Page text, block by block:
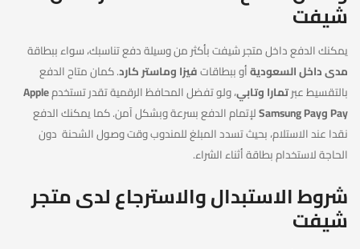
شيفت
يمكنك الدفع داخل متجر شيفت بأكثر من وسيلة دفع تناسبك، سواء ببطاقة
مدى داخل السعوديةأو ببطاقاتفيزا وماستر كارد. كمان متاح الدفع
بالتقسيط عبرتمارا وتابي، ولو تفضل المحافظ الرقمية تقدر تستخدمApple
Pay وSamsung Pay
لإتمام الدفع بسرعة وبشكل آمن. كما يمكنك الدفع
نقدا عند الاستلام، بحيث تسدد المبلغ للمندوب وقت وصول الشحنة دون
الحاجة لاستخدام بطاقة أثناء الشراء.
شروط الاستبدال والاسترجاع لدى متجر
شيفت